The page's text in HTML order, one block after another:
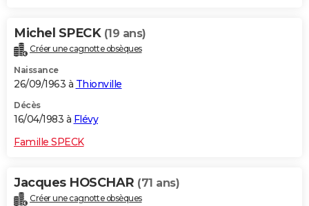
Michel SPECK (19 ans)
Créer une cagnotte obsèques
Naissance
26/09/1963 à Thionville
Décès
16/04/1983 à Flévy
Famille SPECK
Jacques HOSCHAR (71 ans)
Créer une cagnotte obsèques